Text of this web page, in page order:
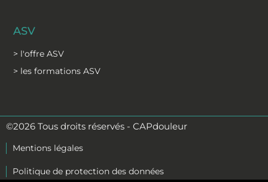
ASV
> l'offre ASV
> les formations ASV
©2026 Tous droits réservés - CAPdouleur
Mentions légales
Politique de protection des données